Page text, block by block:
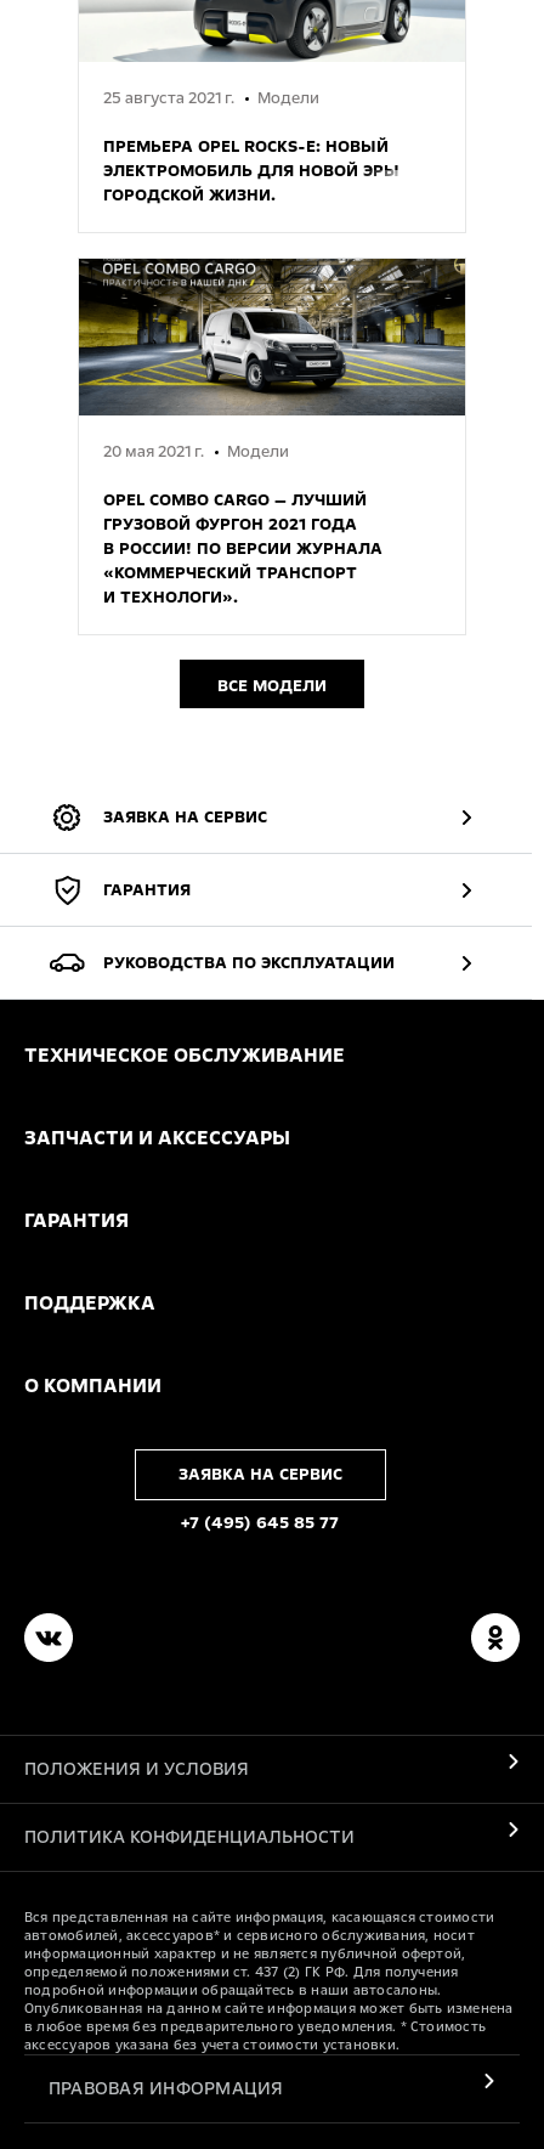
25 августа 2021 г. Модели
ПРЕМЬЕРА OPEL ROCKS-E: НОВЫЙ
ЭЛЕКТРОМОБИЛЬ ДЛЯ НОВОЙ ЭРЫ
ГОРОДСКОЙ ЖИЗНИ.
20 мая 2021 г. Модели
OPEL COMBO CARGO — ЛУЧШИЙ
ГРУЗОВОЙ ФУРГОН 2021 ГОДА
В РОССИИ! ПО ВЕРСИИ ЖУРНАЛА
«КОММЕРЧЕСКИЙ ТРАНСПОРТ
И ТЕХНОЛОГИ».
ВСЕ МОДЕЛИ
ЗАЯВКА НА СЕРВИС
ГАРАНТИЯ
РУКОВОДСТВА ПО ЭКСПЛУАТАЦИИ
ТЕХНИЧЕСКОЕ ОБСЛУЖИВАНИЕ
ЗАПЧАСТИ И АКСЕССУАРЫ
ГАРАНТИЯ
ПОДДЕРЖКА
О КОМПАНИИ
+7 (495) 645 85 77
ЗАЯВКА НА СЕРВИС
ПОЛОЖЕНИЯ И УСЛОВИЯ
ПОЛИТИКА КОНФИДЕНЦИАЛЬНОСТИ
Вся представленная на сайте информация, касающаяся стоимости
автомобилей, аксессуаров* и сервисного обслуживания, носит
информационный характер и не является публичной офертой,
определяемой положениями ст. 437 (2) ГК РФ. Для получения
подробной информации обращайтесь в наши автосалоны.
Опубликованная на данном сайте информация может быть изменена
в любое время без предварительного уведомления. * Стоимость
аксессуаров указана без учета стоимости установки.
ПРАВОВАЯ ИНФОРМАЦИЯ